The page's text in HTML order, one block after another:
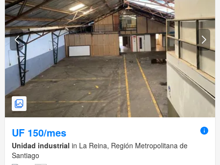
UF 150/mes
Unidad industrial in La Reina, Región Metropolitana de
Santiago